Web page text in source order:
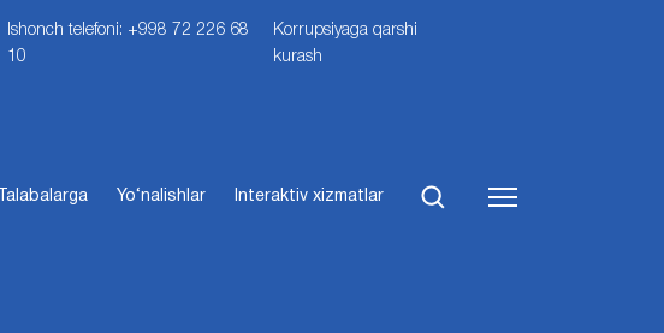
Ishonch telefoni: +998 72 226 68
10
Korrupsiyaga qarshi
kurash
Talabalarga Yo‘nalishlar Interaktiv xizmatlar